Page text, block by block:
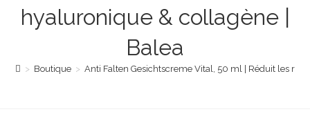
hyaluronique & collagène |
Balea
> Boutique > Anti Falten Gesichtscreme Vital, 50 ml | Réduit les